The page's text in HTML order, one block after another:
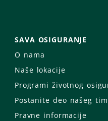
SAVA OSIGURANJE
O nama
Naše lokacije
Programi životnog
Postanite deo našeg
Pravne informacije